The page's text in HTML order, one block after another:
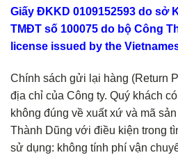
Giấy ĐKKD 0109152593 do sở
TMĐT số 100075 do bộ Công
license issued by the
Chính sách gửi lại hàng (Return
địa chỉ của Công ty. Quý khách
không đúng về xuất xứ và mã
Thành Dũng với điều kiện trong
sử dụng: không tính phí vận